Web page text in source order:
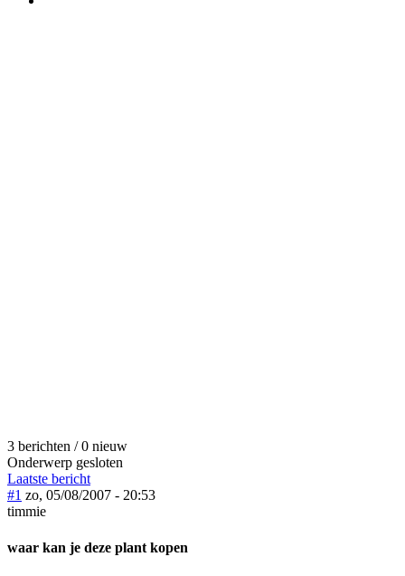
3 berichten / 0 nieuw
Onderwerp gesloten
Laatste bericht
#1 zo, 05/08/2007 - 20:53
timmie
waar kan je deze plant kopen